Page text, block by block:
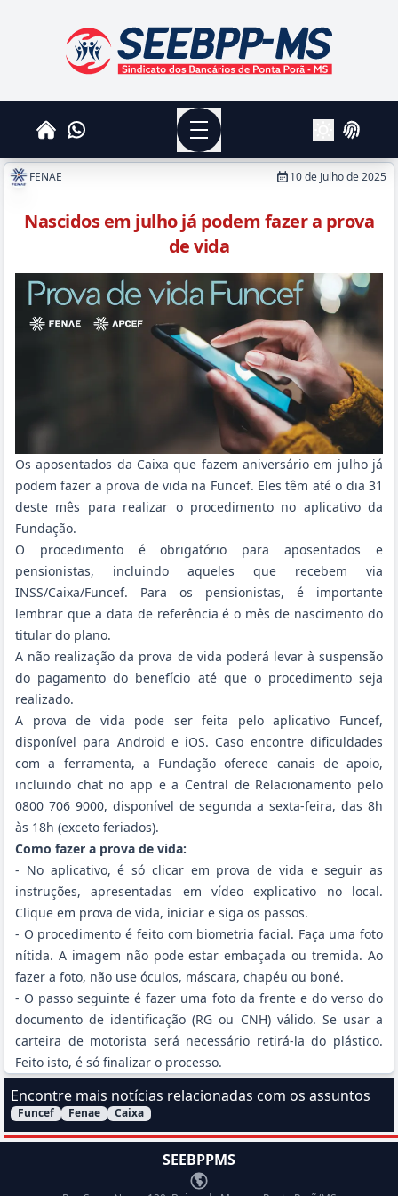
SEEBPPMS - Sindicato dos Bancários de Ponta
HomeWhatsapp
Menu
AlterarLogin
FENAE 10 de Julho de 2025
Nascidos em julho já podem fazer a prova
de vida
Os aposentados da Caixa que fazem aniversário em julho já
podem fazer a prova de vida na Funcef. Eles têm até o dia 31
deste mês para realizar o procedimento no aplicativo da
Fundação.
O procedimento é obrigatório para aposentados e
pensionistas, incluindo aqueles que recebem via
INSS/Caixa/Funcef. Para os pensionistas, é importante
lembrar que a data de referência é o mês de nascimento do
titular do plano.
A não realização da prova de vida poderá levar à suspensão
do pagamento do benefício até que o procedimento seja
realizado.
A prova de vida pode ser feita pelo aplicativo Funcef,
disponível para Android e iOS. Caso encontre dificuldades
com a ferramenta, a Fundação oferece canais de apoio,
incluindo chat no app e a Central de Relacionamento pelo
0800 706 9000, disponível de segunda a sexta-feira, das 8h
às 18h (exceto feriados).
Como fazer a prova de vida:
- No aplicativo, é só clicar em prova de vida e seguir as
instruções, apresentadas em vídeo explicativo no local.
Clique em prova de vida, iniciar e siga os passos.
- O procedimento é feito com biometria facial. Faça uma foto
nítida. A imagem não pode estar embaçada ou tremida. Ao
fazer a foto, não use óculos, máscara, chapéu ou boné.
- O passo seguinte é fazer uma foto da frente e do verso do
documento de identificação (RG ou CNH) válido. Se usar a
carteira de motorista será necessário retirá-la do plástico.
Feito isto, é só finalizar o processo.
Encontre mais notícias relacionadas com os assuntos
Filtrar Notícias pelo assunto:
Funcef Fenae Caixa
SEEBPPMS